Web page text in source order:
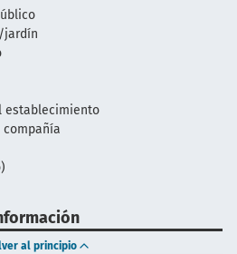
jardín
establecimiento
al principio